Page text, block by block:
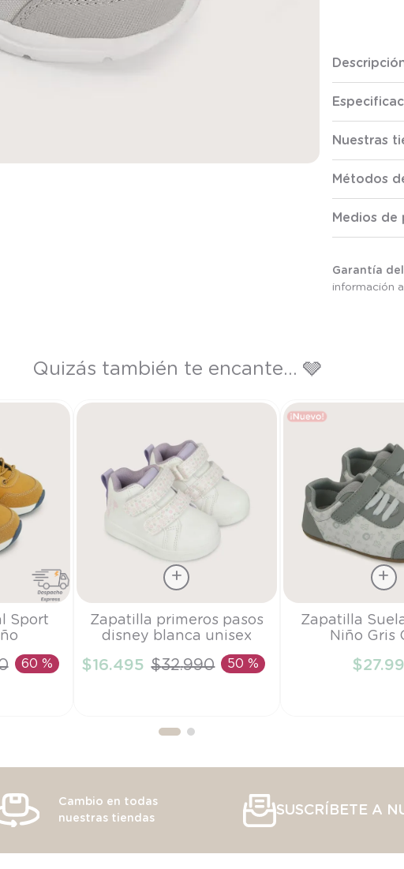
Nuestras
Métodos
Medios de
Garantía
información
Quizás también te encante... 🩶
Sport
60 %
Talla
18
AÑADIR AL CARRITO
Zapatilla primeros pasos
disney blanca unisex
$16.495 $32.990 50 %
Talla
AÑADIR AL
Zapatilla
Niño Gris
$27.
Cambio en todas
nuestras tiendas
SUSCRÍBETE A